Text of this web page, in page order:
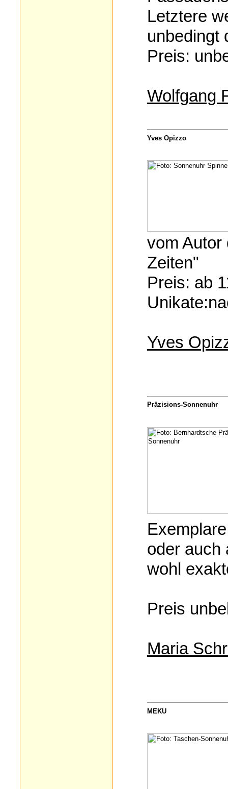
Letztere
unbedingt
Preis:
Wolfgang
Yves Opizzo
vom Autor
Zeiten"
Preis: ab
Yves
Präzisions-Sonnenuhr
oder auch
wohl
Preis
Maria
MEKU